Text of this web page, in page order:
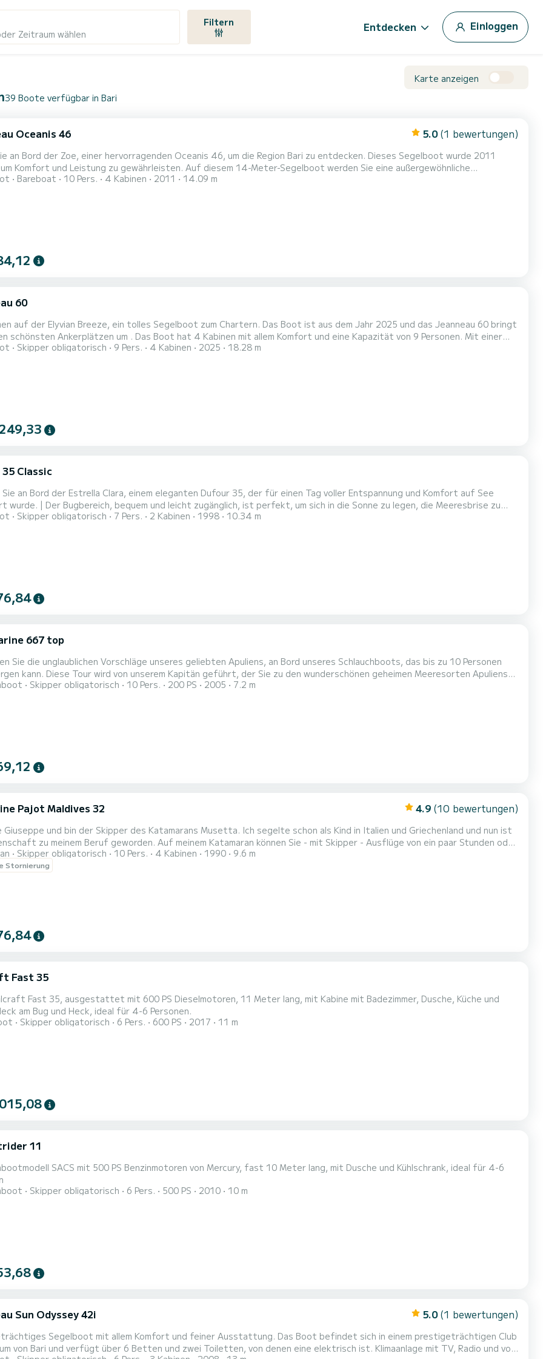
Zeitraum wählen
Filtern Entdecken Einloggen
Karte anzeigen
39 Boote verfügbar in Bari
Oceanis 46 5.0 (1 bewertungen)
an Bord der Zoe, einer hervorragenden Oceanis 46, um die Region Bari zu entdecken. Dieses Segelboot wurde 2011
Leistung zu gewährleisten. Auf diesem 14-Meter-Segelboot werden Sie eine außergewöhnliche
erleben. Sie können bis zu 10 Personen unterbringen und die 4 Kabinen mit allem Komfort nutzen. Für Ihren Komfort
Bareboat 10 Pers. 4 Kabinen 2011 14.09 m
60
auf der Elyvian Breeze, ein tolles Segelboot zum Chartern. Das Boot ist aus dem Jahr 2025 und das Jeanneau 60 bringt
um . Das Boot hat 4 Kabinen mit allem Komfort und eine Kapazität von 9 Personen. Mit einer
von 18 Metern wird es Ihr perfekter Begleiter sein, um einen einzigartigen Urlaub auf dem Wasser in der Umgebung
Skipper obligatorisch 9 Pers. 4 Kabinen 2025 18.28 m
Classic
an Bord der Estrella Clara, einem eleganten Dufour 35, der für einen Tag voller Entspannung und Komfort auf See
wurde. | Der Bugbereich, bequem und leicht zugänglich, ist perfekt, um sich in die Sonne zu legen, die Meeresbrise zu
und die Küste Apuliens direkt vom Meer aus zu bewundern. Das elegante und rutschfeste Teakdeck macht jede
Skipper obligatorisch 7 Pers. 2 Kabinen 1998 10.34 m
667 top
Sie die unglaublichen Vorschläge unseres geliebten Apuliens, an Bord unseres Schlauchboots, das bis zu 10 Personen
kann. Diese Tour wird von unserem Kapitän geführt, der Sie zu den wunderschönen geheimen Meeresorten Apuliens
All dies wird durch eine köstliche Verkostung typischer Produkte noch angenehmer gemacht.
Skipper obligatorisch 10 Pers. 200 PS 2005 7.2 m
Pajot Maldives 32 4.9 (10 bewertungen)
Giuseppe und bin der Skipper des Katamarans Musetta. Ich segelte schon als Kind in Italien und Griechenland und nun ist
zu meinem Beruf geworden. Auf meinem Katamaran können Sie - mit Skipper - Ausflüge von ein paar Stunden oder
Tag machen, Feiern organisieren und vieles mehr. Entdecken Sie eine andere Art, das Meer zu erleben: Steigen Sie an
Skipper obligatorisch 10 Pers. 4 Kabinen 1990 9.6 m
Stornierung
Fast 35
Fast 35, ausgestattet mit 600 PS Dieselmotoren, 11 Meter lang, mit Kabine mit Badezimmer, Dusche, Küche und
am Bug und Heck, ideal für 4-6 Personen.
Skipper obligatorisch 6 Pers. 600 PS 2017 11 m
11
SACS mit 500 PS Benzinmotoren von Mercury, fast 10 Meter lang, mit Dusche und Kühlschrank, ideal für 4-6
Skipper obligatorisch 6 Pers. 500 PS 2010 10 m
Sun Odyssey 42i 5.0 (1 bewertungen)
Segelboot mit allem Komfort und feiner Ausstattung. Das Boot befindet sich in einem prestigeträchtigen Club
von Bari und verfügt über 6 Betten und zwei Toiletten, von denen eine elektrisch ist. Klimaanlage mit TV, Radio und voll